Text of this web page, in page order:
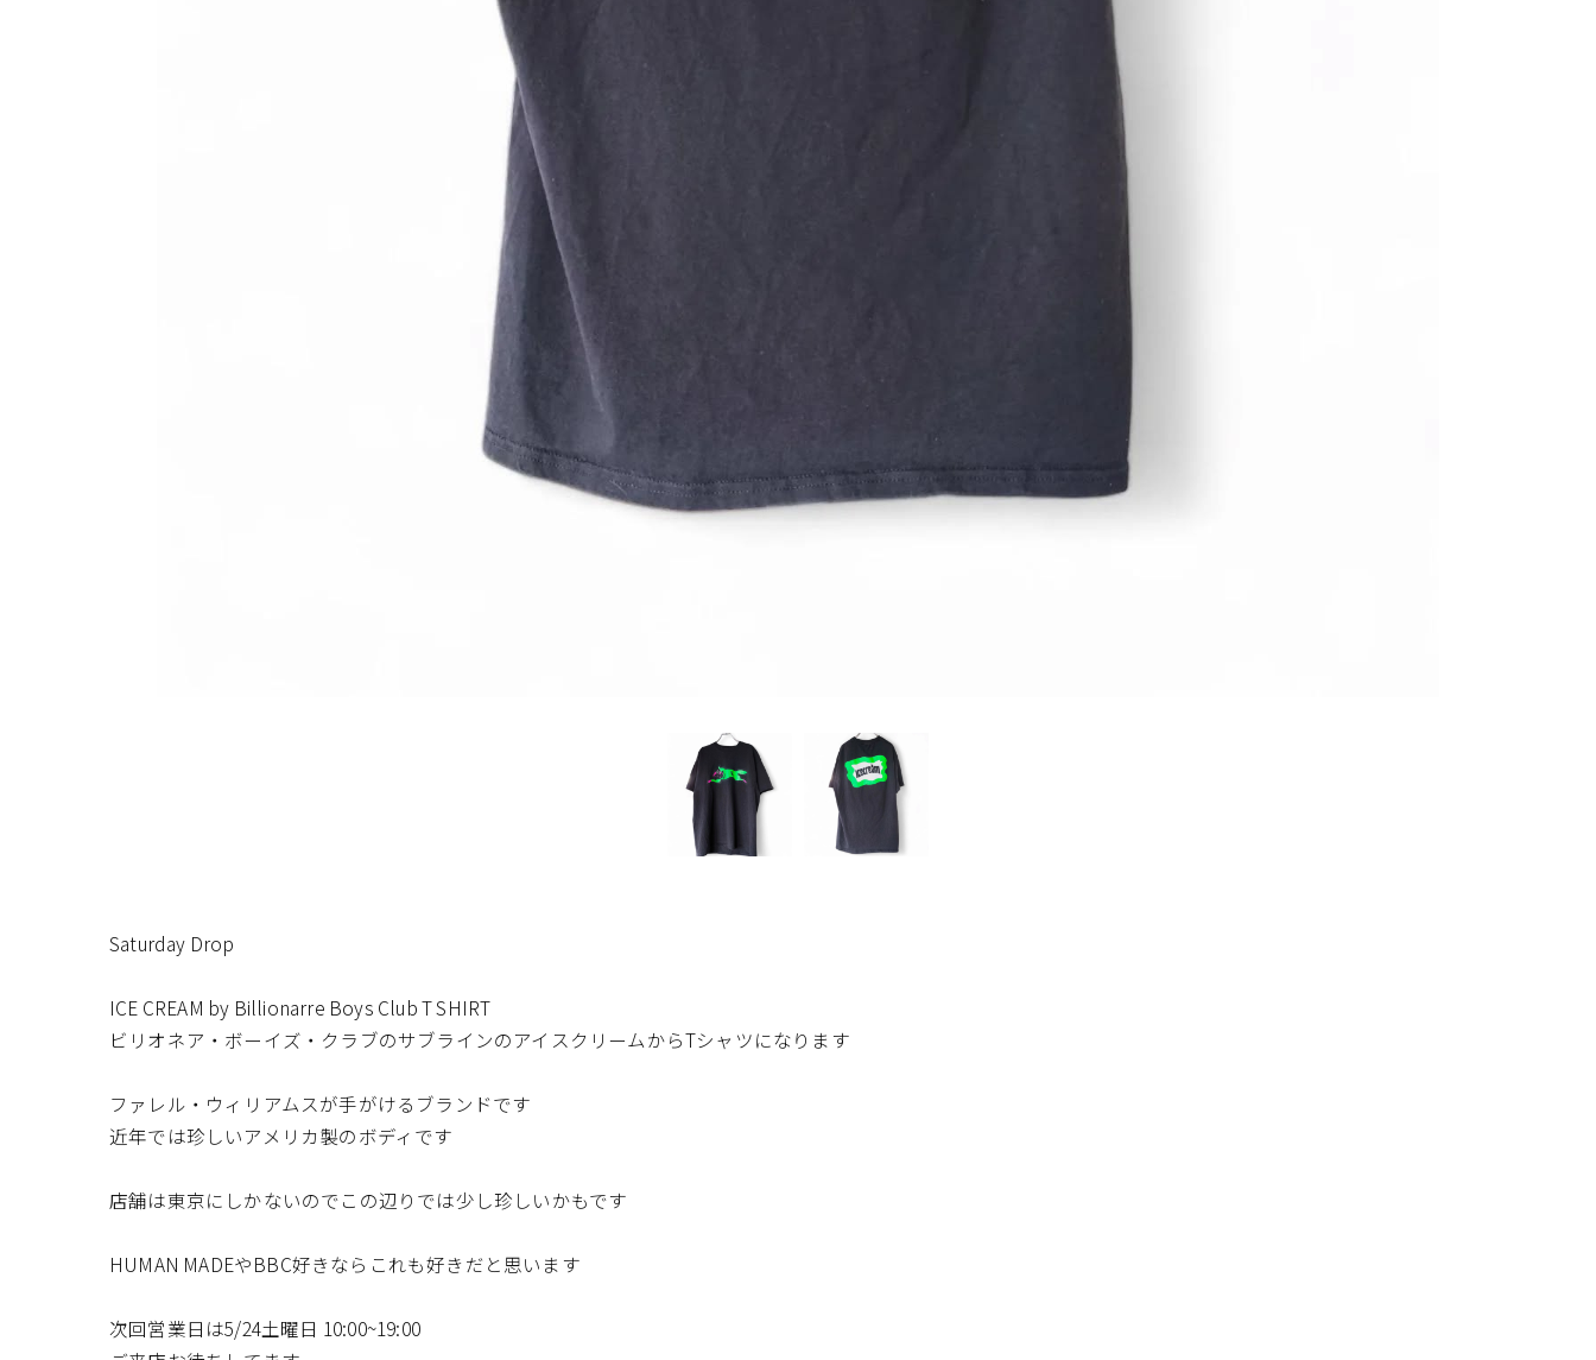
Saturday Drop
ICE CREAM by Billionarre Boys Club T SHIRT
ビリオネア・ボーイズ・クラブのサブラインのアイスクリームからTシャツになります
ファレル・ウィリアムスが手がけるブランドです
近年では珍しいアメリカ製のボディです
店舗は東京にしかないのでこの辺りでは少し珍しいかもです
HUMAN MADEやBBC好きならこれも好きだと思います
次回営業日は5/24土曜日 10:00~19:00